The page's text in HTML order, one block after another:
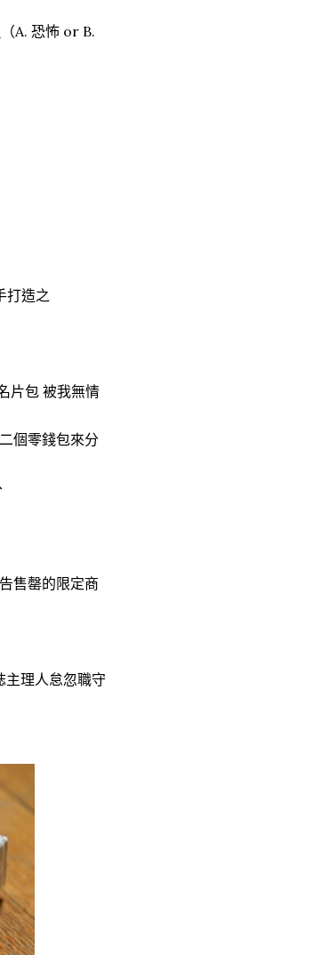
A. 恐怖 or B.
打造之
片包 被我無情
個零錢包來分
售罄的限定商
主理人怠忽職守